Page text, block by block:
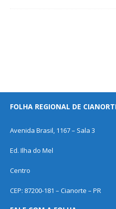
FOLHA REGIONAL DE
Avenida Brasil, 1167 – Sala 3
Ed. Ilha do Mel
Centro
CEP: 87200-181 – Cianorte – PR